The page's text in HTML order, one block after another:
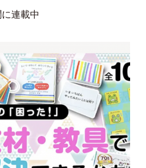
連載中